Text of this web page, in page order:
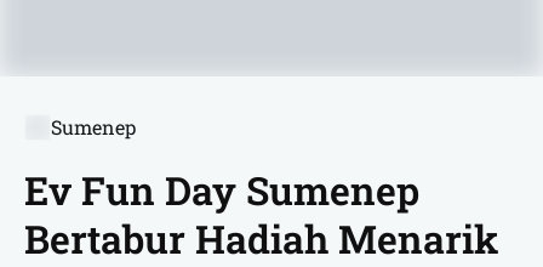
Sumenep
Ev Fun Day Sumenep
Bertabur Hadiah Menarik